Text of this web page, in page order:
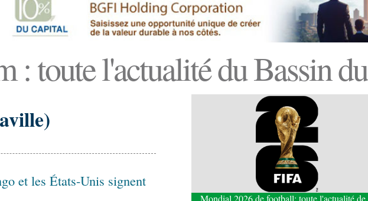
: toute l'actualité du Bassin
et les États-Unis signent
Mondial 2026 de football: toute l'actualité de